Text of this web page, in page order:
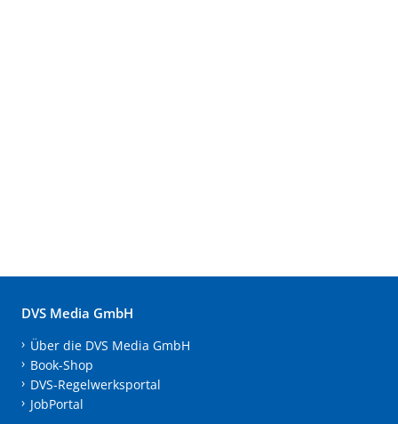
DVS Media GmbH
Über die DVS Media GmbH
Book-Shop
DVS-Regelwerksportal
JobPortal